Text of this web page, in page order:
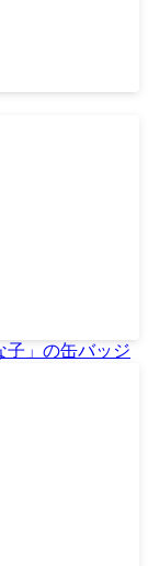
子」の缶バッジ